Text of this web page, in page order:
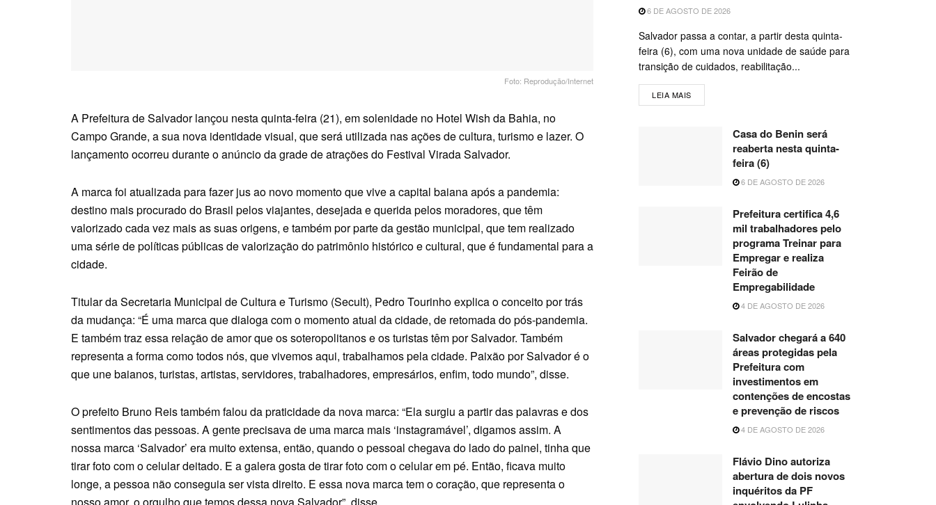
Foto: Reprodução/Internet
A Prefeitura de Salvador lançou nesta quinta-feira (21), em solenidade no Hotel Wish da Bahia, no
Campo Grande, a sua nova identidade visual, que será utilizada nas ações de cultura, turismo e lazer. O
lançamento ocorreu durante o anúncio da grade de atrações do Festival Virada Salvador.
A marca foi atualizada para fazer jus ao novo momento que vive a capital baiana após a pandemia:
destino mais procurado do Brasil pelos viajantes, desejada e querida pelos moradores, que têm
valorizado cada vez mais as suas origens, e também por parte da gestão municipal, que tem realizado
uma série de políticas públicas de valorização do patrimônio histórico e cultural, que é fundamental para a
cidade.
Titular da Secretaria Municipal de Cultura e Turismo (Secult), Pedro Tourinho explica o conceito por trás
da mudança: “É uma marca que dialoga com o momento atual da cidade, de retomada do pós-pandemia.
E também traz essa relação de amor que os soteropolitanos e os turistas têm por Salvador. Também
representa a forma como todos nós, que vivemos aqui, trabalhamos pela cidade. Paixão por Salvador é o
que une baianos, turistas, artistas, servidores, trabalhadores, empresários, enfim, todo mundo”, disse.
O prefeito Bruno Reis também falou da praticidade da nova marca: “Ela surgiu a partir das palavras e dos
sentimentos das pessoas. A gente precisava de uma marca mais ‘instagramável’, digamos assim. A
nossa marca ‘Salvador’ era muito extensa, então, quando o pessoal chegava do lado do painel, tinha que
tirar foto com o celular deitado. E a galera gosta de tirar foto com o celular em pé. Então, ficava muito
longe, a pessoa não conseguia ser vista direito. E essa nova marca tem o coração, que representa o
nosso amor, o orgulho que temos dessa nova Salvador”, disse.
6 DE AGOSTO DE 2026
Salvador passa a contar, a partir desta quinta-
feira (6), com uma nova unidade de saúde para
transição de cuidados, reabilitação...
LEIA MAIS
Casa do Benin será
reaberta nesta quinta-
feira (6)
6 DE AGOSTO DE 2026
Prefeitura certifica 4,6
mil trabalhadores pelo
programa Treinar para
Empregar e realiza
Feirão de
Empregabilidade
4 DE AGOSTO DE 2026
Salvador chegará a 640
áreas protegidas pela
Prefeitura com
investimentos em
contenções de encostas
e prevenção de riscos
4 DE AGOSTO DE 2026
Flávio Dino autoriza
abertura de dois novos
inquéritos da PF